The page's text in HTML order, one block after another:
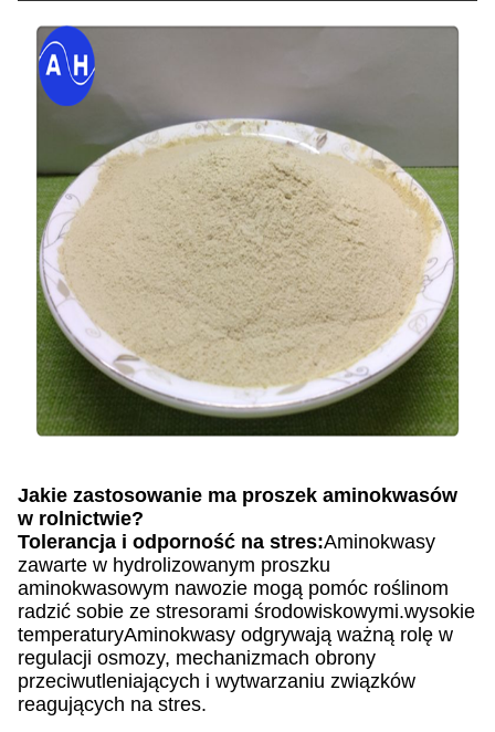
Jakie zastosowanie ma proszek aminokwasów
w rolnictwie?
Tolerancja i odporność na stres:Aminokwasy
zawarte w hydrolizowanym proszku
aminokwasowym nawozie mogą pomóc roślinom
radzić sobie ze stresorami środowiskowymi.wysokie
temperaturyAminokwasy odgrywają ważną rolę w
regulacji osmozy, mechanizmach obrony
przeciwutleniających i wytwarzaniu związków
reagujących na stres.